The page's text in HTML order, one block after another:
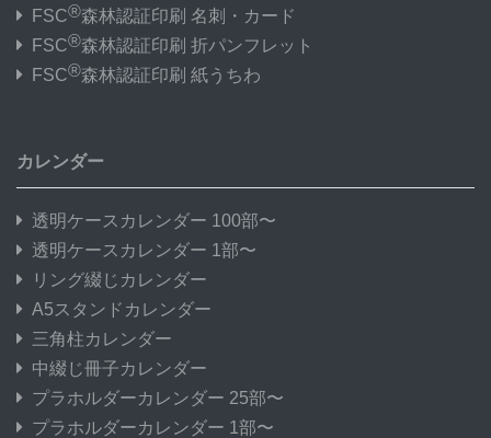
FSC®森林認証印刷 名刺・カード
FSC®森林認証印刷 折パンフレット
FSC®森林認証印刷 紙うちわ
カレンダー
透明ケースカレンダー 100部〜
透明ケースカレンダー 1部〜
リング綴じカレンダー
A5スタンドカレンダー
三角柱カレンダー
中綴じ冊子カレンダー
プラホルダーカレンダー 25部〜
プラホルダーカレンダー 1部〜